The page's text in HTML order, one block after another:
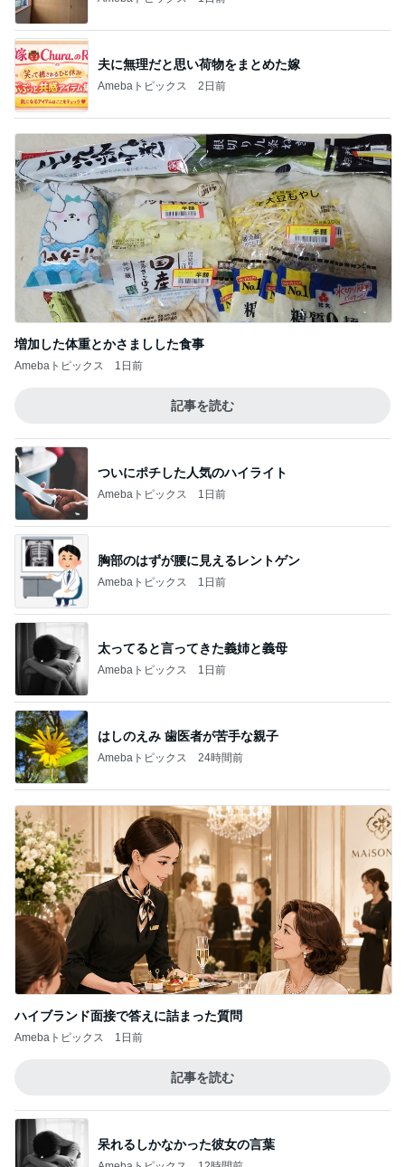
夫に無理だと思い荷物をまとめた嫁
Amebaトピックス 2日前
増加した体重とかさましした食事
Amebaトピックス 1日前
記事を読む
ついにポチした人気のハイライト
Amebaトピックス 1日前
胸部のはずが腰に見えるレントゲン
Amebaトピックス 1日前
太ってると言ってきた義姉と義母
Amebaトピックス 1日前
はしのえみ 歯医者が苦手な親子
Amebaトピックス 24時間前
ハイブランド面接で答えに詰まった質問
Amebaトピックス 1日前
記事を読む
呆れるしかなかった彼女の言葉